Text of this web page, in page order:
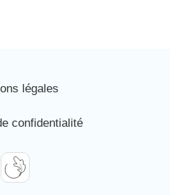
légales
confidentialité